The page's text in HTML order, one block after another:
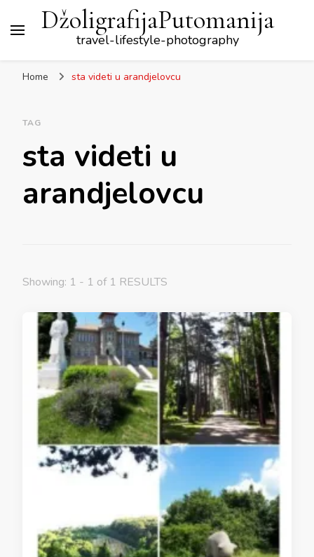
DžoligrafijaPutomanija
travel-lifestyle-photography
Home sta videti u arandjelovcu
TAG
sta videti u
arandjelovcu
Showing: 1 - 1 of 1 RESULTS